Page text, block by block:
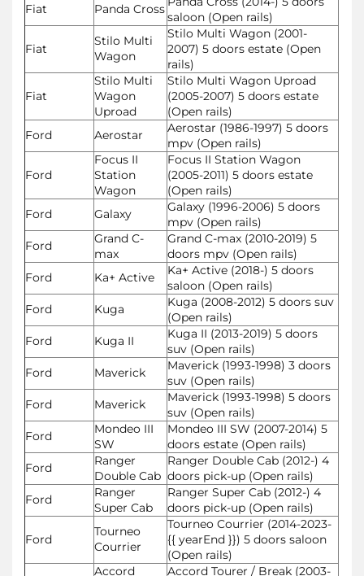
Fiat
Panda Cross
saloon (Open rails)
Fiat
Stilo Multi
Wagon
Stilo Multi Wagon (2001-
2007) 5 doors estate (Open
rails)
Fiat
Stilo Multi
Wagon
Uproad
Stilo Multi Wagon Uproad
(2005-2007) 5 doors estate
(Open rails)
Ford
Aerostar
Aerostar (1986-1997) 5 doors
mpv (Open rails)
Ford
Focus II
Station
Wagon
Focus II Station Wagon
(2005-2011) 5 doors estate
(Open rails)
Ford
Galaxy
Galaxy (1996-2006) 5 doors
mpv (Open rails)
Ford
Grand C-
max
Grand C-max (2010-2019) 5
doors mpv (Open rails)
Ford
Ka+ Active
Ka+ Active (2018-) 5 doors
saloon (Open rails)
Ford
Kuga
Kuga (2008-2012) 5 doors suv
(Open rails)
Ford
Kuga II
Kuga II (2013-2019) 5 doors
suv (Open rails)
Ford
Maverick
Maverick (1993-1998) 3 doors
suv (Open rails)
Ford
Maverick
Maverick (1993-1998) 5 doors
suv (Open rails)
Ford
Mondeo III
SW
Mondeo III SW (2007-2014) 5
doors estate (Open rails)
Ford
Ranger
Double Cab
Ranger Double Cab (2012-) 4
doors pick-up (Open rails)
Ford
Ranger
Super Cab
Ranger Super Cab (2012-) 4
doors pick-up (Open rails)
Ford
Tourneo
Courrier
Tourneo Courrier (2014-2023-
{{ yearEnd }}) 5 doors saloon
(Open rails)
Accord
Accord Tourer / Break (2003-